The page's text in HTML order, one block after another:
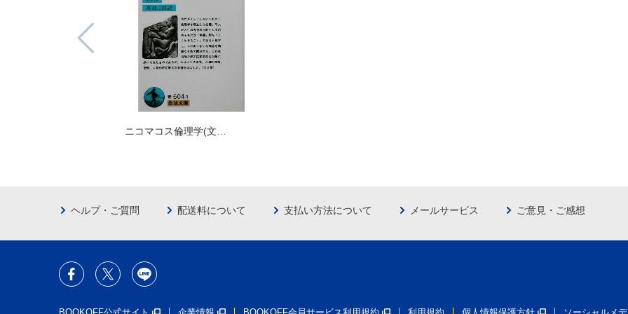
ニコマコス倫理学(文…
ヘルプ・ご質問 配送料について 支払い方法について メールサービス ご意見・ご感想